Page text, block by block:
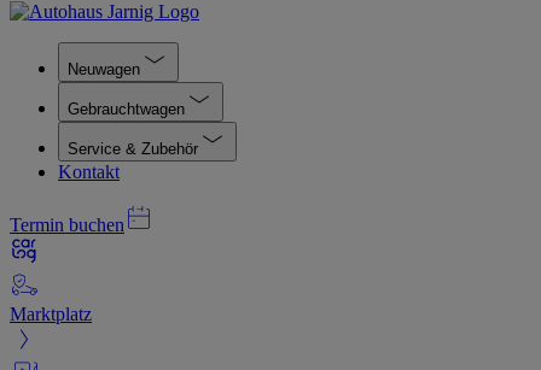
Neuwagen
Gebrauchtwagen
Service & Zubehör
Kontakt
Termin buchen
Marktplatz